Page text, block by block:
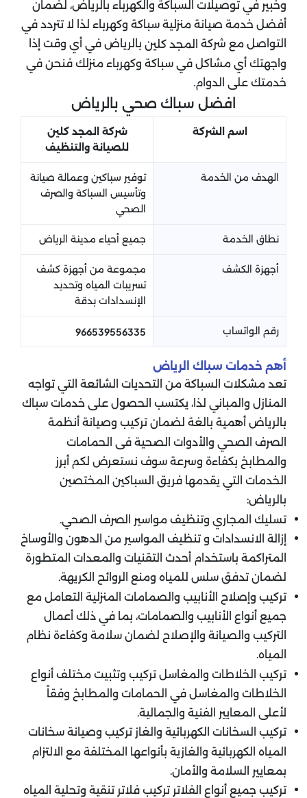
وخبير في توصيلات السباكة والكهرباء بالرياض، لضمان
أفضل خدمة صيانة منزلية سباكة وكهرباء لذا لا تتردد في
التواصل مع شركة المجد كلين بالرياض في أي وقت إذا
واجهتك أي مشاكل في سباكة وكهرباء منزلك فنحن في
خدمتك على الدوام.
افضل سباك صحي بالرياض
اسم الشركة
شركة المجد كلين
للصيانة والتنظيف
الهدف من الخدمة
توفير سباكين وعمالة صيانة
وتأسيس السباكة والصرف
الصحي
نطاق الخدمة جميع أحياء مدينة الرياض
أجهزة الكشف
مجموعة من أجهزة كشف
تسريبات المياه وتحديد
الإنسدادات بدقة
رقم الواتساب 966539556335
أهم خدمات سباك الرياض
تعد مشكلات السباكة من التحديات الشائعة التي تواجه
المنازل والمباني لذا، يكتسب الحصول على خدمات سباك
بالرياض أهمية بالغة لضمان تركيب وصيانة أنظمة
الصرف الصحي والأدوات الصحية فى الحمامات
والمطابخ بكفاءة وسرعة سوف نستعرض لكم أبرز
الخدمات التي يقدمها فريق السباكين المختصين
بالرياض:
تسليك المجاري وتنظيف مواسير الصرف الصحي.
إزالة الانسدادات و تنظيف المواسير من الدهون والأوساخ
المتراكمة باستخدام أحدث التقنيات والمعدات المتطورة
لضمان تدفق سلس للمياه ومنع الروائح الكريهة.
تركيب وإصلاح الأنابيب والصمامات المنزلية التعامل مع
جميع أنواع الأنابيب والصمامات، بما في ذلك أعمال
التركيب والصيانة والإصلاح لضمان سلامة وكفاءة نظام
المياه.
تركيب الخلاطات والمغاسل تركيب وتثبيت مختلف أنواع
الخلاطات والمغاسل في الحمامات والمطابخ وفقاً
لأعلى المعايير الفنية والجمالية.
تركيب السخانات الكهربائية والغاز تركيب وصيانة سخانات
المياه الكهربائية والغازية بأنواعها المختلفة مع الالتزام
بمعايير السلامة والأمان.
تركيب جميع أنواع الفلاتر تركيب فلاتر تنقية وتحلية المياه